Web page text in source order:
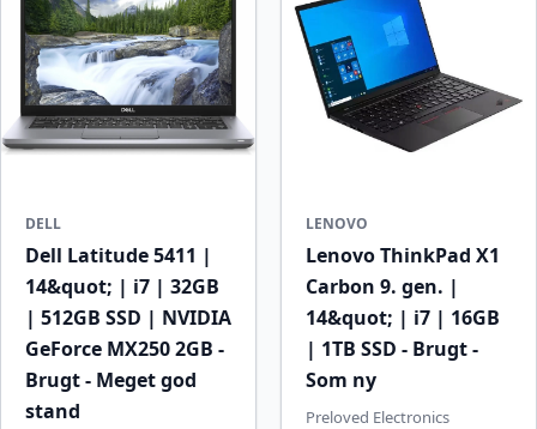
DELL
Dell Latitude 5411 |
14&quot; | i7 | 32GB
| 512GB SSD | NVIDIA
GeForce MX250 2GB -
Brugt - Meget god
stand
LENOVO
Lenovo ThinkPad X1
Carbon 9. gen. |
14&quot; | i7 | 16GB
| 1TB SSD - Brugt -
Som ny
Preloved Electronics